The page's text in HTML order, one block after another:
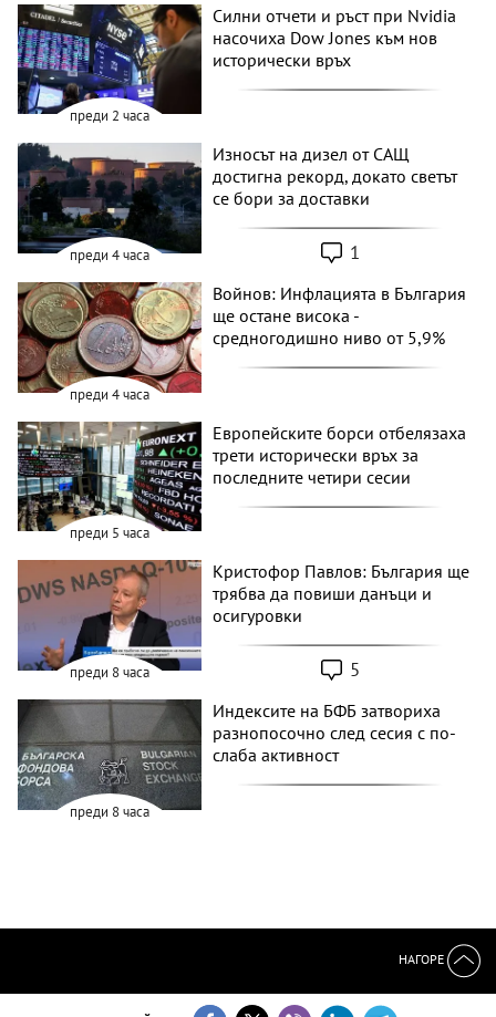
преди 2 часа
Силни отчети и ръст при Nvidia
насочиха Dow Jones към нов
исторически връх
преди 4 часа
Износът на дизел от САЩ
достигна рекорд, докато светът
се бори за доставки
1
преди 4 часа
Войнов: Инфлацията в България
ще остане висока -
средногодишно ниво от 5,9%
преди 5 часа
Европейските борси отбелязаха
трети исторически връх за
последните четири сесии
преди 8 часа
Кристофор Павлов: България ще
трябва да повиши данъци и
осигуровки
5
преди 8 часа
Индексите на БФБ затвориха
разнопосочно след сесия с по-
слаба активност
НАГОРЕ